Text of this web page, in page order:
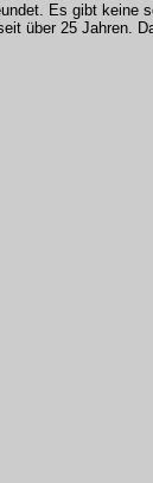
Es gibt
über 25 Jahren.